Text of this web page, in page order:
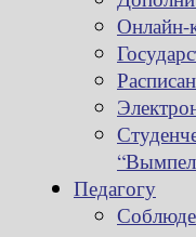
Онлайн-
Педагогу